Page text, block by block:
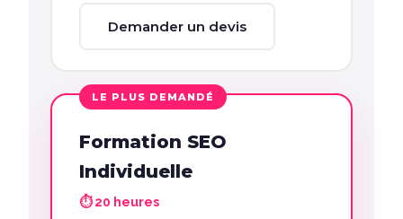
Demander un devis
LE PLUS DEMANDÉ
Formation SEO
Individuelle
⏱ 20 heures